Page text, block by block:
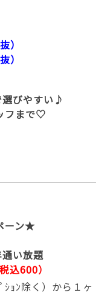
）
）
選びやすい♪
フまで♡
ーン★
い放題
込600）
ｼｮﾝ除く）から１ヶ